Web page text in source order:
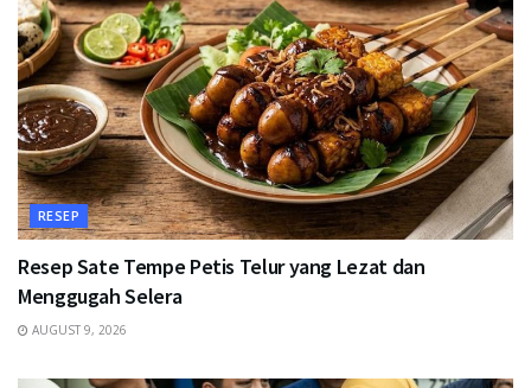
RESEP
Resep Sate Tempe Petis Telur yang Lezat dan
Menggugah Selera
AUGUST 9, 2026